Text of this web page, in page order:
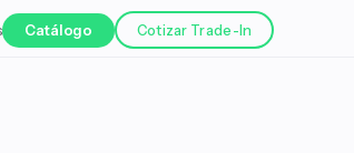
Catálogo Cotizar Trade-In